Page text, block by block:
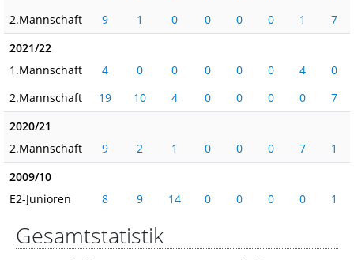
2.Mannschaft
9 1 0 0 0 0 1
7
2021/22
1.Mannschaft
4 0 0 0 0 0 4
0
2.Mannschaft
19 10 4 0 0 0 0
7
2020/21
2.Mannschaft
9 2 1 0 0 0 7
1
2009/10
E2-Junioren
8 9 14 0 0 0 0 1
Gesamtstatistik